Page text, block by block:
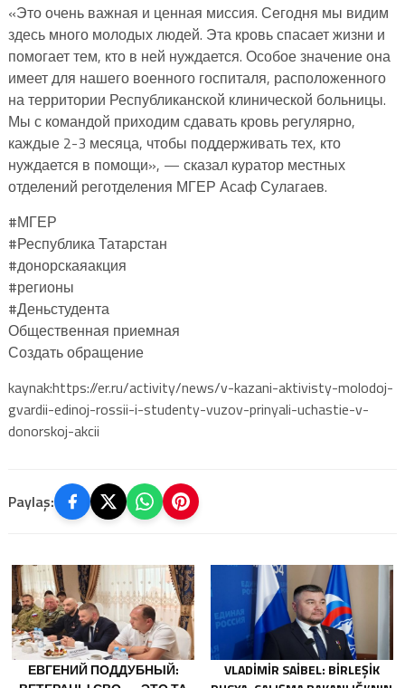
«Это очень важная и ценная миссия. Сегодня мы видим
здесь много молодых людей. Эта кровь спасает жизни и
помогает тем, кто в ней нуждается. Особое значение она
имеет для нашего военного госпиталя, расположенного
на территории Республиканской клинической больницы.
Мы с командой приходим сдавать кровь регулярно,
каждые 2-3 месяца, чтобы поддерживать тех, кто
нуждается в помощи», — сказал куратор местных
отделений реготделения МГЕР Асаф Сулагаев.
#‎МГЕР‬
#Республика Татарстан
#донорскаяакция
#регионы
#Деньстудента
Общественная приемная
Создать обращение
kaynak:https://er.ru/activity/news/v-kazani-aktivisty-molodoj-
gvardii-edinoj-rossii-i-studenty-vuzov-prinyali-uchastie-v-
donorskoj-akcii
Paylaş:
ЕВГЕНИЙ ПОДДУБНЫЙ:
VLADIMIR SAIBEL: BIRLEŞIK